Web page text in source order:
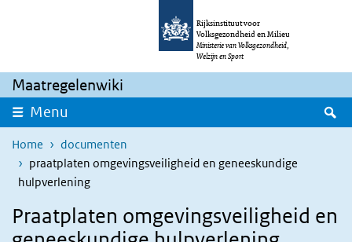
Overslaan en naar de inhoud gaan
Rijksinstituut voor
Volksgezondheid en Milieu
Ministerie van Volksgezondheid,
Welzijn en Sport
Maatregelenwiki
Menu
Home
documenten
praatplaten omgevingsveiligheid en geneeskundige
hulpverlening
Praatplaten omgevingsveiligheid en